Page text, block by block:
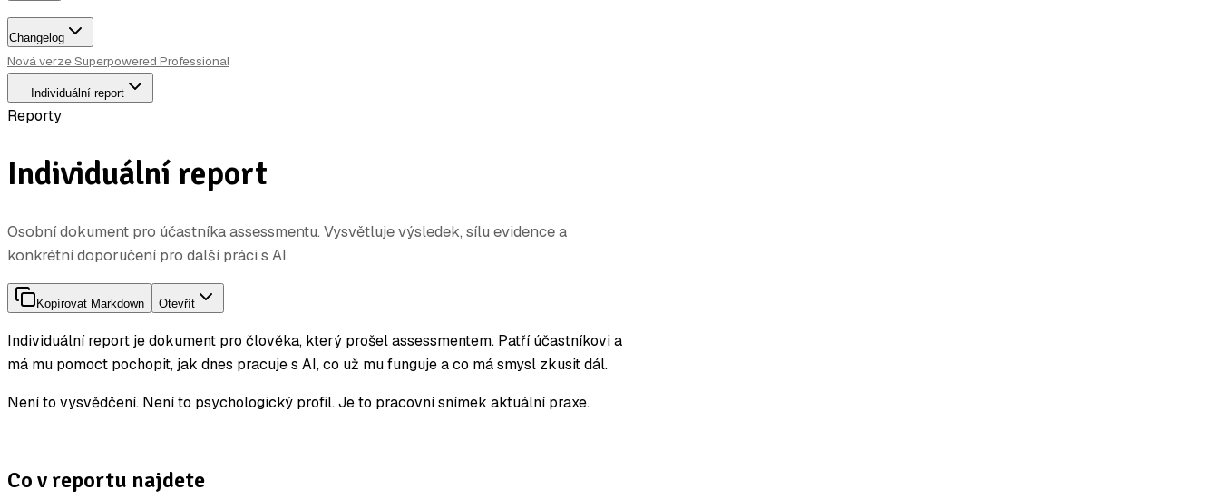
Changelog
Nová verze Superpowered Professional
Individuální report
Reporty
Individuální report
Osobní dokument pro účastníka assessmentu. Vysvětluje výsledek, sílu evidence a
konkrétní doporučení pro další práci s AI.
Kopírovat Markdown Otevřít
Individuální report je dokument pro člověka, který prošel assessmentem. Patří účastníkovi a
má mu pomoct pochopit, jak dnes pracuje s AI, co už mu funguje a co má smysl zkusit dál.
Není to vysvědčení. Není to psychologický profil. Je to pracovní snímek aktuální praxe.
Co v reportu najdete